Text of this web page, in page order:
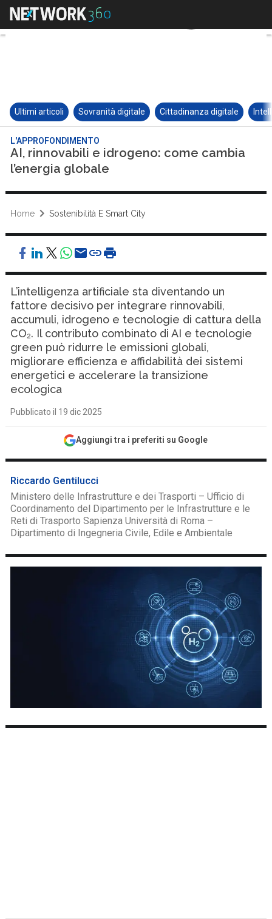
Ultimi articoli Sovranità digitale Cittadinanza digitale
L'APPROFONDIMENTO
AI, rinnovabili e idrogeno: come cambia
l’energia globale
Home Sostenibilità E Smart City
L’intelligenza artificiale sta diventando un
fattore decisivo per integrare rinnovabili,
accumuli, idrogeno e tecnologie di cattura della
CO₂. Il contributo combinato di AI e tecnologie
green può ridurre le emissioni globali,
migliorare efficienza e affidabilità dei sistemi
energetici e accelerare la transizione
ecologica
Pubblicato il 19 dic 2025
Aggiungi tra i preferiti su Google
Riccardo Gentilucci
Ministero delle Infrastrutture e dei Trasporti – Ufficio di
Coordinamento del Dipartimento per le Infrastrutture e le
Reti di Trasporto Sapienza Università di Roma –
Dipartimento di Ingegneria Civile, Edile e Ambientale